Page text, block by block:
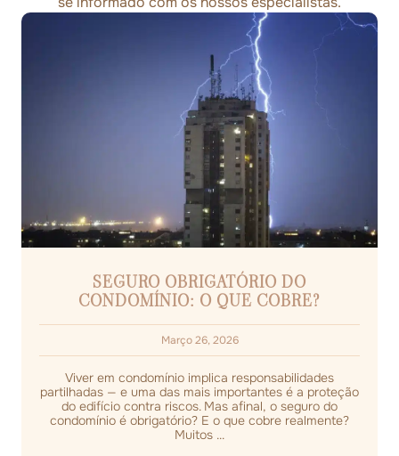
SEGURO OBRIGATÓRIO DO
CONDOMÍNIO: O QUE COBRE?
Março 26, 2026
Viver em condomínio implica responsabilidades
partilhadas — e uma das mais importantes é a proteção
do edifício contra riscos. Mas afinal, o seguro do
condomínio é obrigatório? E o que cobre realmente?
Muitos ...